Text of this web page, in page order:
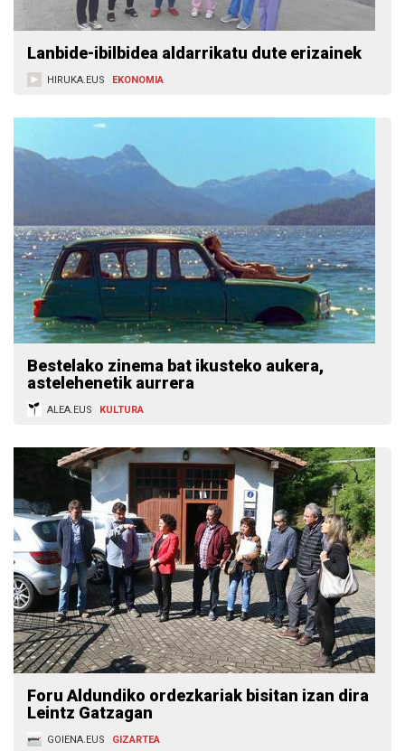
Lanbide-ibilbidea aldarrikatu dute erizainek
HIRUKA.EUS EKONOMIA
Bestelako zinema bat ikusteko aukera,
astelehenetik aurrera
ALEA.EUS KULTURA
Foru Aldundiko ordezkariak bisitan izan dira
Leintz Gatzagan
GOIENA.EUS GIZARTEA